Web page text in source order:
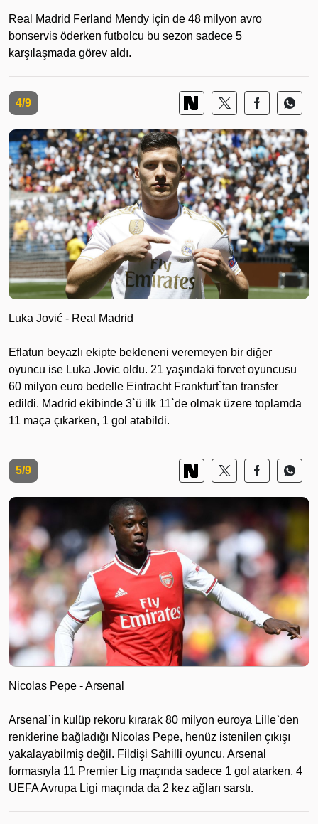
Real Madrid Ferland Mendy için de 48 milyon avro
bonservis öderken futbolcu bu sezon sadece 5
karşılaşmada görev aldı.
4/9
Luka Jović - Real Madrid
Eflatun beyazlı ekipte bekleneni veremeyen bir diğer
oyuncu ise Luka Jovic oldu. 21 yaşındaki forvet oyuncusu
60 milyon euro bedelle Eintracht Frankfurt`tan transfer
edildi. Madrid ekibinde 3`ü ilk 11`de olmak üzere toplamda
11 maça çıkarken, 1 gol atabildi.
5/9
Nicolas Pepe - Arsenal
Arsenal`in kulüp rekoru kırarak 80 milyon euroya Lille`den
renklerine bağladığı Nicolas Pepe, henüz istenilen çıkışı
yakalayabilmiş değil. Fildişi Sahilli oyuncu, Arsenal
formasıyla 11 Premier Lig maçında sadece 1 gol atarken, 4
UEFA Avrupa Ligi maçında da 2 kez ağları sarstı.